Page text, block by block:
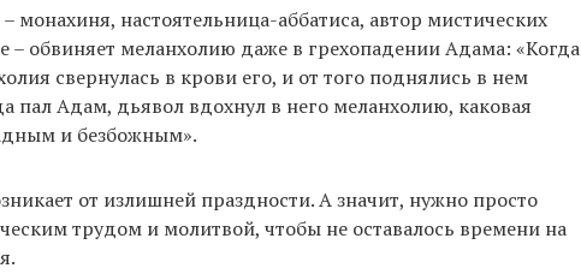
монахиня, настоятельница-аббатиса, автор мистических
– обвиняет меланхолию даже в грехопадении Адама: «Когда
свернулась в крови его, и от того поднялись в нем
пал Адам, дьявол вдохнул в него меланхолию, каковая
и безбожным».
от излишней праздности. А значит, нужно просто
трудом и молитвой, чтобы не оставалось времени на